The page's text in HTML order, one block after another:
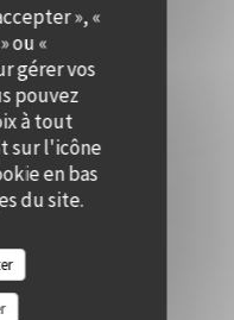
», «
ou «
gérer vos
pouvez
à tout
sur l'icône
en bas
du site.